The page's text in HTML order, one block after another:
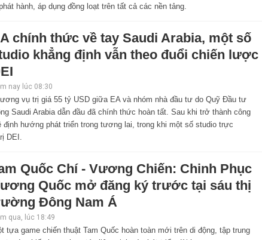
hành, áp dụng đồng loạt trên tất cả các nền tảng.
chính thức về tay Saudi Arabia, một số
khẳng định vẫn theo đuổi chiến lược
nay lúc 08:30
vụ trị giá 55 tỷ USD giữa EA và nhóm nhà đầu tư do Quỹ Đầu tư
Saudi Arabia dẫn đầu đã chính thức hoàn tất. Sau khi trở thành công
hướng phát triển trong tương lai, trong khi một số studio trực
DEI.
Quốc Chí - Vương Chiến: Chinh Phục
Quốc mở đăng ký trước tại sáu thị
Đông Nam Á
qua, lúc 18:49
tựa game chiến thuật Tam Quốc hoàn toàn mới trên di động, tập trung